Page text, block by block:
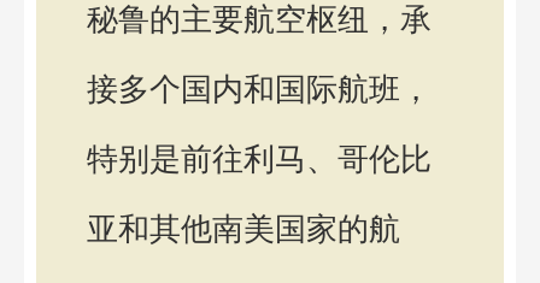
秘鲁的主要航空枢纽，承
接多个国内和国际航班，
特别是前往利马、哥伦比
亚和其他南美国家的航